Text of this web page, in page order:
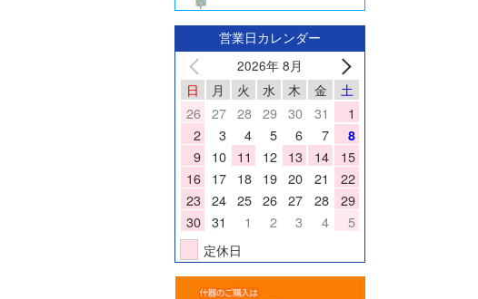
営業日カレンダー
2026年 8月
日 月 火 水 木 金
土
26 27 28 29 30 31
1
2
3 4 5 6 7 8
9 10 11 12 13 14
15
16
17 18 19 20 21
22
23 24 25 26 27 28
29
30 31 1 2 3 4
5
定休日